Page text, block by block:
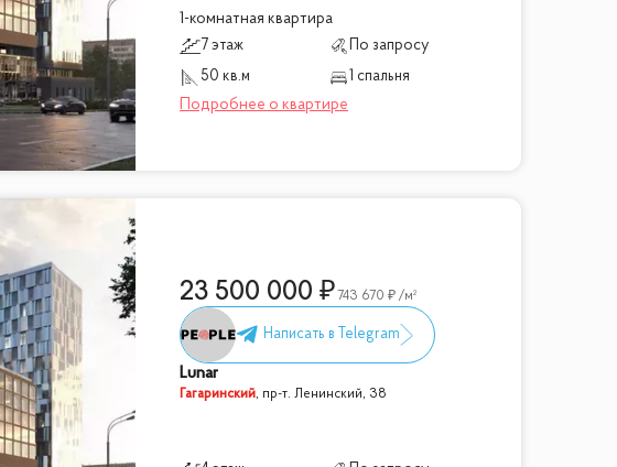
1-комнатная квартира
7 этаж
По запросу
50 кв.м
1 спальня
23 500 000 743 670 /м²
Lunar
Гагаринский, пр-т. Ленинский, 38